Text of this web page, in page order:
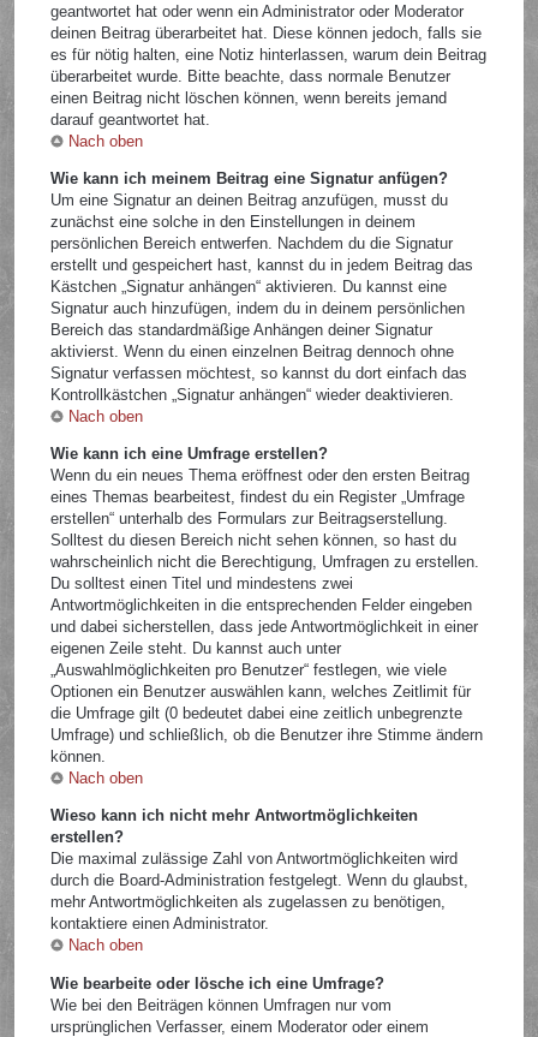
geantwortet hat oder wenn ein Administrator oder Moderator
deinen Beitrag überarbeitet hat. Diese können jedoch, falls sie
es für nötig halten, eine Notiz hinterlassen, warum dein Beitrag
überarbeitet wurde. Bitte beachte, dass normale Benutzer
einen Beitrag nicht löschen können, wenn bereits jemand
darauf geantwortet hat.
Nach oben
Wie kann ich meinem Beitrag eine Signatur anfügen?
Um eine Signatur an deinen Beitrag anzufügen, musst du
zunächst eine solche in den Einstellungen in deinem
persönlichen Bereich entwerfen. Nachdem du die Signatur
erstellt und gespeichert hast, kannst du in jedem Beitrag das
Kästchen „Signatur anhängen“ aktivieren. Du kannst eine
Signatur auch hinzufügen, indem du in deinem persönlichen
Bereich das standardmäßige Anhängen deiner Signatur
aktivierst. Wenn du einen einzelnen Beitrag dennoch ohne
Signatur verfassen möchtest, so kannst du dort einfach das
Kontrollkästchen „Signatur anhängen“ wieder deaktivieren.
Nach oben
Wie kann ich eine Umfrage erstellen?
Wenn du ein neues Thema eröffnest oder den ersten Beitrag
eines Themas bearbeitest, findest du ein Register „Umfrage
erstellen“ unterhalb des Formulars zur Beitragserstellung.
Solltest du diesen Bereich nicht sehen können, so hast du
wahrscheinlich nicht die Berechtigung, Umfragen zu erstellen.
Du solltest einen Titel und mindestens zwei
Antwortmöglichkeiten in die entsprechenden Felder eingeben
und dabei sicherstellen, dass jede Antwortmöglichkeit in einer
eigenen Zeile steht. Du kannst auch unter
„Auswahlmöglichkeiten pro Benutzer“ festlegen, wie viele
Optionen ein Benutzer auswählen kann, welches Zeitlimit für
die Umfrage gilt (0 bedeutet dabei eine zeitlich unbegrenzte
Umfrage) und schließlich, ob die Benutzer ihre Stimme ändern
können.
Nach oben
Wieso kann ich nicht mehr Antwortmöglichkeiten
erstellen?
Die maximal zulässige Zahl von Antwortmöglichkeiten wird
durch die Board-Administration festgelegt. Wenn du glaubst,
mehr Antwortmöglichkeiten als zugelassen zu benötigen,
kontaktiere einen Administrator.
Nach oben
Wie bearbeite oder lösche ich eine Umfrage?
Wie bei den Beiträgen können Umfragen nur vom
ursprünglichen Verfasser, einem Moderator oder einem